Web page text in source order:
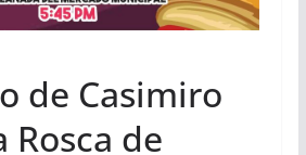
de Casimiro
Rosca de